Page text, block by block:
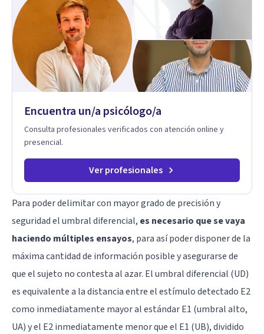
Encuentra un/a psicólogo/a
Consulta profesionales verificados con atención online y
presencial.
Ver profesionales
Para poder delimitar con mayor grado de precisión y
seguridad el umbral diferencial, es necesario que se vaya
haciendo múltiples ensayos, para así poder disponer de la
máxima cantidad de información posible y asegurarse de
que el sujeto no contesta al azar. El umbral diferencial (UD)
es equivalente a la distancia entre el estímulo detectado E2
como inmediatamente mayor al estándar E1 (umbral alto,
UA) y el E2 inmediatamente menor que el E1 (UB), dividido